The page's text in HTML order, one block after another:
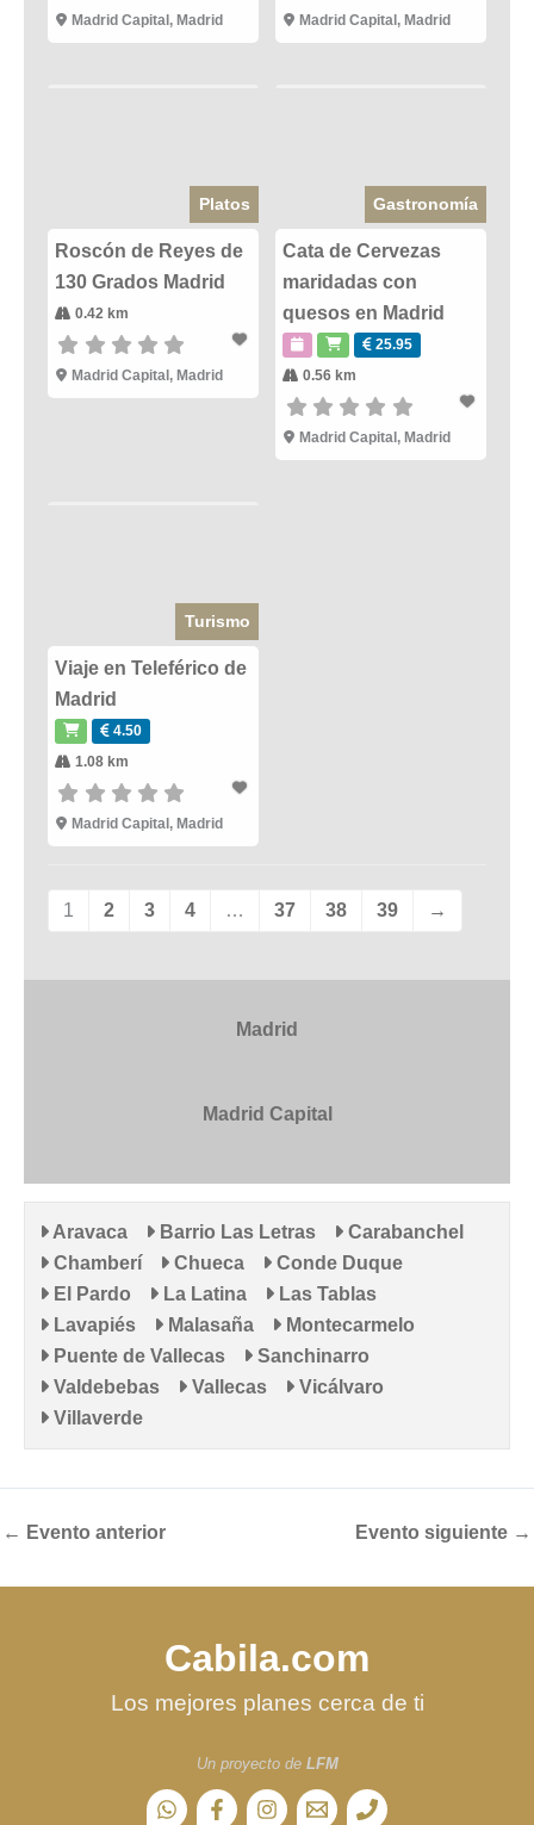
Madrid Capital , Madrid Madrid Capital , Madrid
Platos
Roscón de Reyes de
130 Grados Madrid
0.42 km
Madrid Capital , Madrid
Gastronomía
Cata de Cervezas
maridadas con
quesos en Madrid
25.95
0.56 km
Madrid Capital , Madrid
Turismo
Viaje en Teleférico de
Madrid
4.50
1.08 km
Madrid Capital , Madrid
1 2 3 4 … 37 38 39 →
Madrid
Madrid Capital
Aravaca Barrio Las Letras
Carabanchel
Chamberí
Chueca
Conde Duque
El Pardo
La Latina
Las Tablas
Lavapiés
Malasaña
Montecarmelo
Puente de Vallecas
Sanchinarro
Valdebebas
Vallecas
Vicálvaro
Villaverde
← Evento anterior Evento siguiente →
Cabila.com
Los mejores planes cerca de ti
Un proyecto de LFM